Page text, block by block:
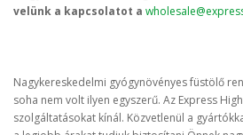
velünk a kapcsolatot a
Nagykereskedelmi gyógynövényes füstölő
soha nem volt ilyen egyszerű. Az Express
szolgáltatásokat kínál. Közvetlenül a